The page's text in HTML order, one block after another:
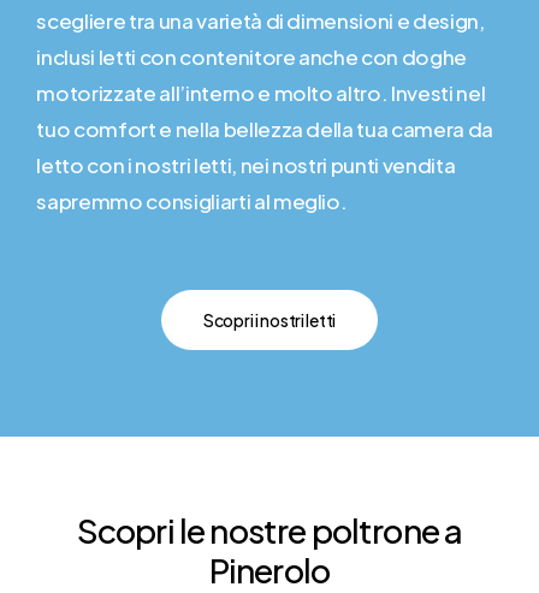
scegliere tra una varietà di dimensioni e design,
inclusi letti con contenitore anche con doghe
motorizzate all’interno e molto altro. Investi nel
tuo comfort e nella bellezza della tua camera da
letto con i nostri letti, nei nostri punti vendita
sapremmo consigliarti al meglio.
Scopri i nostri letti
Scopri lenostre poltronea
Pinerolo